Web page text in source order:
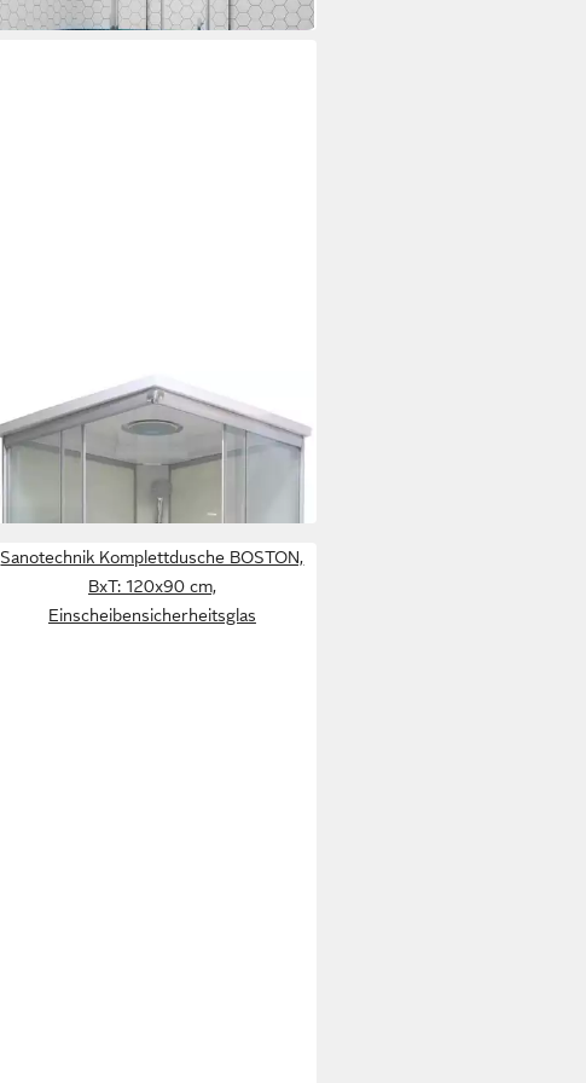
in 6-8 Werktagen bei dir
SANOTECHNIK
Komplettdusche Twist
587,99 € UVP
in 6-8 Werktagen bei dir
Sanotechnik Komplettdusche BOSTON,
BxT: 120x90 cm,
Einscheibensicherheitsglas